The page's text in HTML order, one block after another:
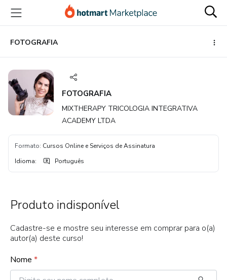
para
conteúdo
principal
para
pagamento
para
rodapé
FOTOGRAFIA
FOTOGRAFIA
MIXTHERAPY TRICOLOGIA INTEGRATIVA
ACADEMY LTDA
Formato: Cursos Online e Serviços de Assinatura
Idioma: Português
Produto indisponível
Cadastre-se e mostre seu interesse em comprar para o(a)
autor(a) deste curso!
Nome *